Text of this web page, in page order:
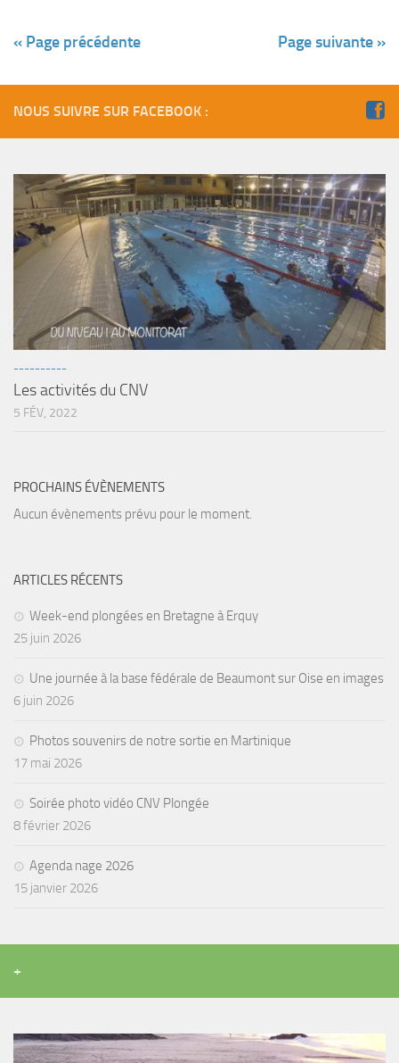
« Page précédente Page suivante »
NOUS SUIVRE SUR FACEBOOK :
----------
Les activités du CNV
5 FÉV, 2022
PROCHAINS ÉVÈNEMENTS
Aucun évènements prévu pour le moment.
ARTICLES RÉCENTS
Week-end plongées en Bretagne à Erquy
25 juin 2026
Une journée à la base fédérale de Beaumont sur Oise en images
6 juin 2026
Photos souvenirs de notre sortie en Martinique
17 mai 2026
Soirée photo vidéo CNV Plongée
8 février 2026
Agenda nage 2026
15 janvier 2026
+